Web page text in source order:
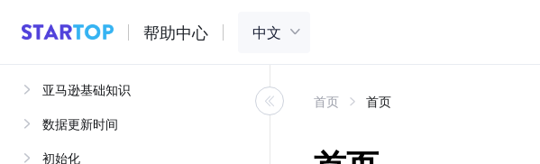
帮助中心
亚马逊基础知识
数据更新时间
初始化
首页 首页